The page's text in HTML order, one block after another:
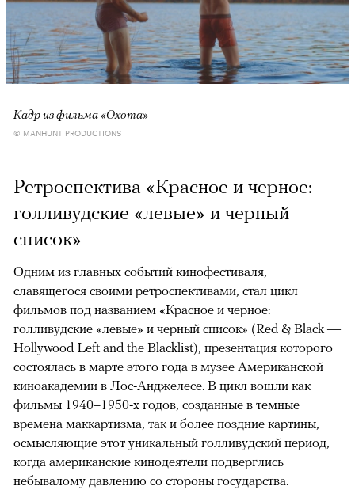
Кадр из фильма «Охота»
© MANHUNT PRODUCTIONS
Ретроспектива «Красное и черное:
голливудские «левые» и черный
список»
Одним из главных событий кинофестиваля,
славящегося своими ретроспективами, стал цикл
фильмов под названием «Красное и черное:
голливудские «левые» и черный список» (Red & Black —
Hollywood Left and the Blacklist), презентация которого
состоялась в марте этого года в музее Американской
киноакадемии в Лос-Анджелесе. В цикл вошли как
фильмы 1940–1950-х годов, созданные в темные
времена маккартизма, так и более поздние картины,
осмысляющие этот уникальный голливудский период,
когда американские кинодеятели подверглись
небывалому давлению со стороны государства.